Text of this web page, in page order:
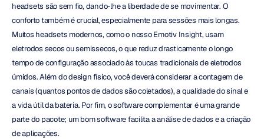
headsets são sem fio, dando-lhe a liberdade de se movimentar. O
conforto também é crucial, especialmente para sessões mais longas.
Muitos headsets modernos, como o nosso Emotiv Insight, usam
eletrodos secos ou semissecos, o que reduz drasticamente o longo
tempo de configuração associado às toucas tradicionais de eletrodos
úmidos. Além do design físico, você deverá considerar a contagem de
canais (quantos pontos de dados são coletados), a qualidade do sinal e
a vida útil da bateria. Por fim, o software complementar é uma grande
parte do pacote; um bom software facilita a análise de dados e a criação
de aplicações.